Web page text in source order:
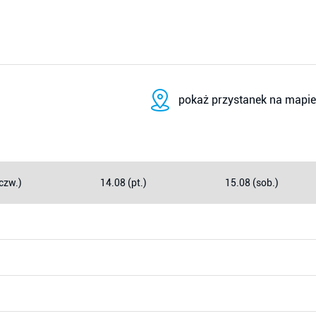
pokaż przystanek na mapie
14.08 (pt.) 15.08 (sob.)